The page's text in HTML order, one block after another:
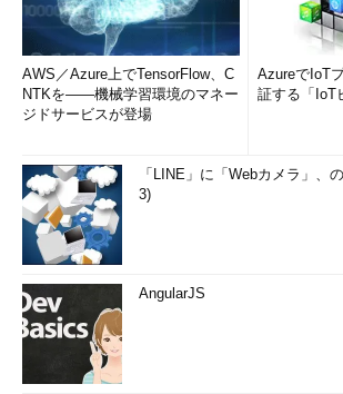
AWS／Azure上でTensorFlow、C
NTKを――機械学習環境のマネー
ジドサービスが登場
AzureでIoT
証する「IoT
「LINE」に「Webカメラ」、
3)
AngularJS